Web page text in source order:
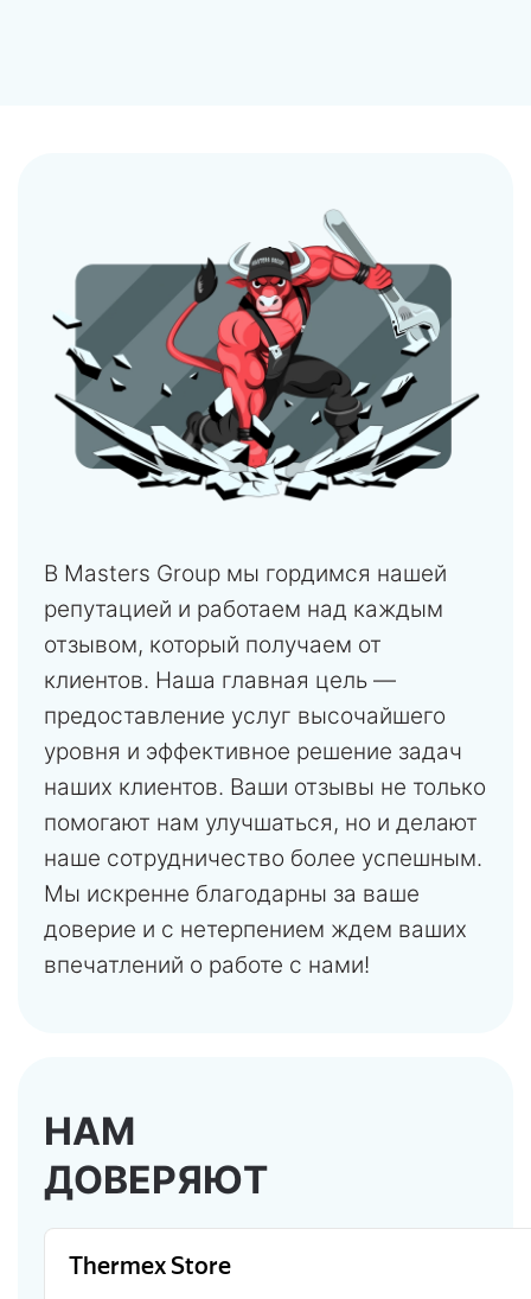
В Masters Group мы гордимся нашей
репутацией и работаем над каждым
отзывом, который получаем от
клиентов. Наша главная цель —
предоставление услуг высочайшего
уровня и эффективное решение задач
наших клиентов. Ваши отзывы не только
помогают нам улучшаться, но и делают
наше сотрудничество более успешным.
Мы искренне благодарны за ваше
доверие и с нетерпением ждем ваших
впечатлений о работе с нами!
НАМ
ДОВЕРЯЮТ